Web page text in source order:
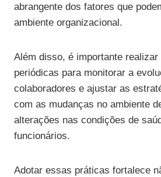
abrangente dos fatores que
ambiente organizacional.
Além disso, é importante realizar
periódicas para monitorar a
colaboradores e ajustar as
com as mudanças no ambiente
alterações nas condições de
funcionários.
Adotar essas práticas fortalece